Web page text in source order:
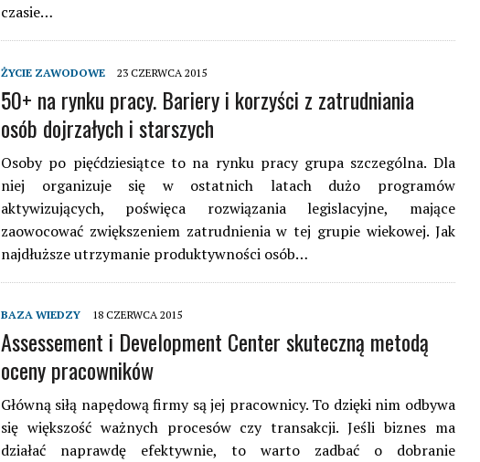
czasie…
ŻYCIE ZAWODOWE 23 CZERWCA 2015
50+ na rynku pracy. Bariery i korzyści z zatrudniania
osób dojrzałych i starszych
Osoby po pięćdziesiątce to na rynku pracy grupa szczególna. Dla
niej organizuje się w ostatnich latach dużo programów
aktywizujących, poświęca rozwiązania legislacyjne, mające
zaowocować zwiększeniem zatrudnienia w tej grupie wiekowej. Jak
najdłuższe utrzymanie produktywności osób…
BAZA WIEDZY 18 CZERWCA 2015
Assessement i Development Center skuteczną metodą
oceny pracowników
Główną siłą napędową firmy są jej pracownicy. To dzięki nim odbywa
się większość ważnych procesów czy transakcji. Jeśli biznes ma
działać naprawdę efektywnie, to warto zadbać o dobranie